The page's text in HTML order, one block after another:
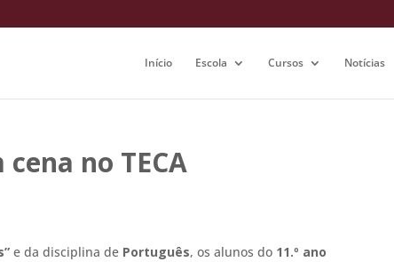
Início Escola Cursos Notícias
no TECA
e da disciplina de Português, os alunos do 11.º ano